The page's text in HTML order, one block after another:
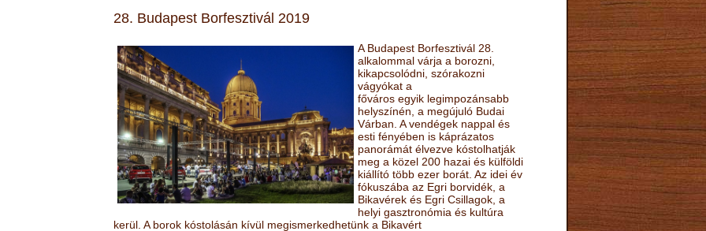
28. Budapest Borfesztivál 2019
A Budapest Borfesztivál 28.
alkalommal várja a borozni,
kikapcsolódni, szórakozni
vágyókat a
főváros egyik legimpozánsabb
helyszínén, a megújuló Budai
Várban. A vendégek nappal és
esti fényében is káprázatos
panorámát élvezve kóstolhatják
meg a közel 200 hazai és külföldi
kiállító több ezer borát. Az idei év
fókuszába az Egri borvidék, a
Bikavérek és Egri Csillagok, a
helyi gasztronómia és kultúra
kerül. A borok kóstolásán kívül megismerkedhetünk a Bikavért